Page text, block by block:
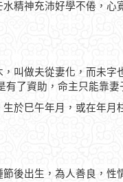
精神充沛好學不倦，心
叫做夫從妻化，而未字
有了資助，命主只能靠妻
於巳午年月，或在年月
後出生，為人善良，性